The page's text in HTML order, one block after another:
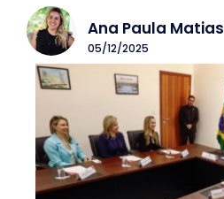
Ana Paula Matias
05/12/2025